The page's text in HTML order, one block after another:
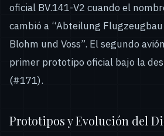
oficial BV.141-V2 cuando el
cambió a “Abteilung
Blohm und Voss”. El segundo
primer prototipo oficial bajo la
(#171).
Prototipos y Evolución del